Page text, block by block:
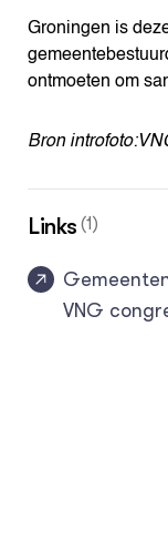
Groningen is
ontmoeten om
Bron
Links (1)
VNG